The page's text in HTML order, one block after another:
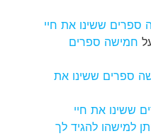
ספרים ששינו את חיי
חמישה ספרים
ספרים ששינו את
ששינו את חיי
למישהו להגיד לך